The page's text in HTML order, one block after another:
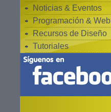
Noticias & Eventos
Programación & Web
Recursos de Diseño
Tutoriales